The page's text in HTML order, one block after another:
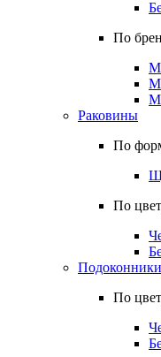
По
Раковины
По
По
Подоконники
По